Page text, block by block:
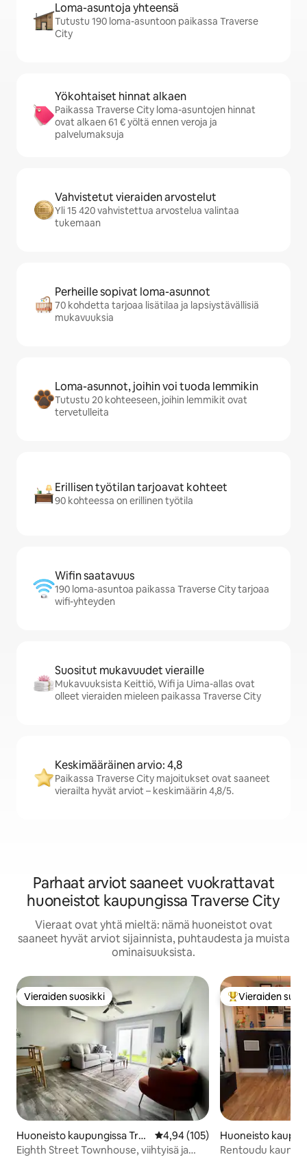
Loma-asuntoja yhteensä
Tutustu 190 loma-asuntoon paikassa Traverse
City
Yökohtaiset hinnat alkaen
Paikassa Traverse City loma-asuntojen hinnat
ovat alkaen 61 € yöltä ennen veroja ja
palvelumaksuja
Vahvistetut vieraiden arvostelut
Yli 15 420 vahvistettua arvostelua valintaa
tukemaan
Perheille sopivat loma-asunnot
70 kohdetta tarjoaa lisätilaa ja lapsiystävällisiä
mukavuuksia
Loma-asunnot, joihin voi tuoda lemmikin
Tutustu 20 kohteeseen, joihin lemmikit ovat
tervetulleita
Erillisen työtilan tarjoavat kohteet
90 kohteessa on erillinen työtila
Wifin saatavuus
190 loma-asuntoa paikassa Traverse City tarjoaa
wifi-yhteyden
Suositut mukavuudet vieraille
Mukavuuksista Keittiö, Wifi ja Uima-allas ovat
olleet vieraiden mieleen paikassa Traverse City
Keskimääräinen arvio: 4,8
Paikassa Traverse City majoitukset ovat saaneet
vierailta hyvät arviot – keskimäärin 4,8/5.
Parhaat arviot saaneet vuokrattavat
huoneistot kaupungissa Traverse City
Vieraat ovat yhtä mieltä: nämä huoneistot ovat
saaneet hyvät arviot sijainnista, puhtaudesta ja muista
ominaisuuksista.
Vieraiden suosikki
Vieraiden suosikki
Huoneisto kaupungissa Trav
erse City
Keskimääräinen arvio 4,94/5,
4,94 (105)
Eighth Street Townhouse, viihtyisä ja
Vieraiden
Vieraiden
Huoneisto
erse City
Rentoudu